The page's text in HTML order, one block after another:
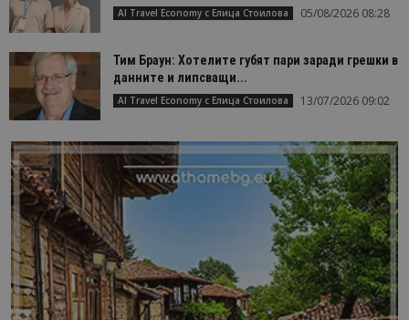
AI Travel Economy с Елица Стоилова 05/08/2026 08:28
Тим Браун: Хотелите губят пари заради грешки в
данните и липсващи...
AI Travel Economy с Елица Стоилова 13/07/2026 09:02